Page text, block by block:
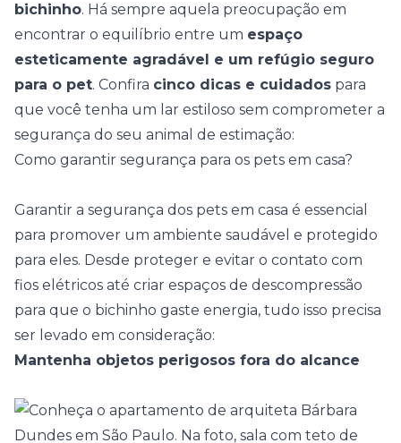
bichinho. Há sempre aquela preocupação em
encontrar o equilíbrio entre um espaço
esteticamente agradável e um refúgio seguro
para o pet. Confira cinco dicas e cuidados para
que você tenha um lar estiloso sem comprometer a
segurança do seu animal de estimação:
Como garantir segurança para os pets em casa?
Garantir a segurança dos pets em casa é essencial
para promover um ambiente saudável e protegido
para eles. Desde proteger e evitar o contato com
fios elétricos até criar espaços de descompressão
para que o bichinho gaste energia, tudo isso precisa
ser levado em consideração:
Mantenha objetos perigosos fora do alcance